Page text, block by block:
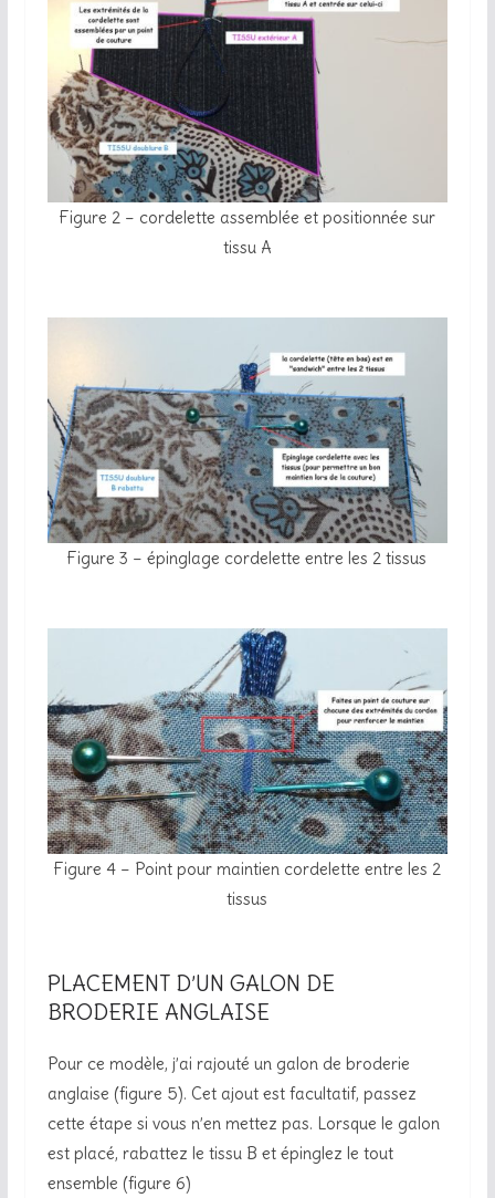
Figure 2 – cordelette assemblée et positionnée sur
tissu A
Figure 3 – épinglage cordelette entre les 2 tissus
Figure 4 – Point pour maintien cordelette entre les 2
tissus
PLACEMENT D’UN GALON DE
BRODERIE ANGLAISE
Pour ce modèle, j’ai rajouté un galon de broderie
anglaise (figure 5). Cet ajout est facultatif, passez
cette étape si vous n’en mettez pas. Lorsque le galon
est placé, rabattez le tissu B et épinglez le tout
ensemble (figure 6)